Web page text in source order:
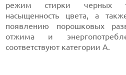
режим стирки черных
насыщенность цвета, а
появлению порошковых
отжима и
соответствуют категории А.